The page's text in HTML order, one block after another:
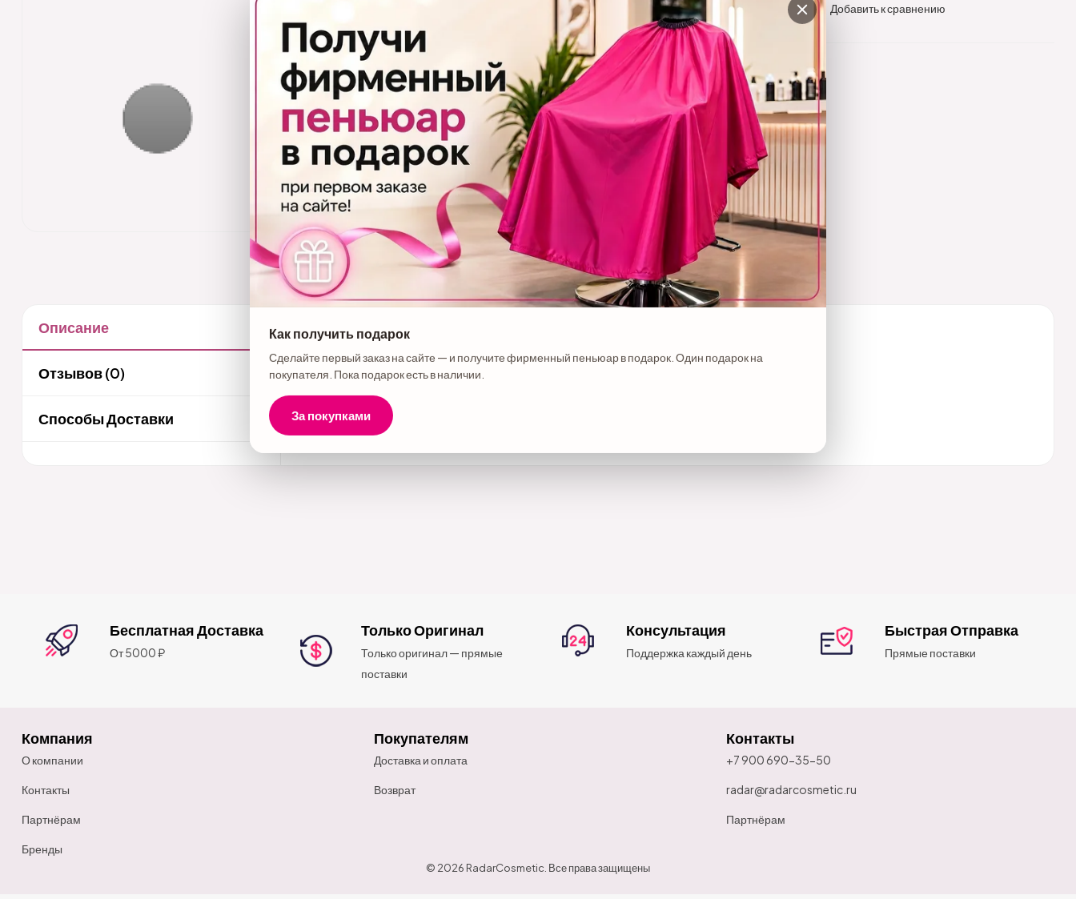
Добавить в избранное Добавить к сравнению
Бренд:LISSÉ
Код товара:LISCOCOAботокс/весовой
Описание
Отзывов (0)
Способы Доставки
Описание товара
Маска-ботокс коричневая для волос LISSÉ COCOA NUTRI BOTOX, 500 г
Бесплатная Доставка
От 5000 ₽
Только Оригинал
Только оригинал — прямые
поставки
Консультация
Поддержка каждый день
Быстрая Отправка
Прямые поставки
Компания
О компании
Контакты
Партнёрам
Бренды
Покупателям
Доставка и оплата
Возврат
Контакты
+7 900 690-35-50
radar@radarcosmetic.ru
Партнёрам
© 2026 RadarCosmetic. Все права защищены
Как получить подарок
Сделайте первый заказ на сайте — и получите фирменный пеньюар в подарок. Один подарок на
покупателя. Пока подарок есть в наличии.
За покупками